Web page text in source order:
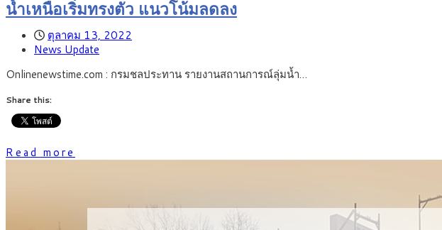
น้ำเหนือเริ่มทรงตัว แนวโน้มลดลง
ตุลาคม 13, 2022
News Update
Onlinenewstime.com : กรมชลประทาน รายงานสถานการณ์ลุ่มน้ำ…
Share this:
Read more